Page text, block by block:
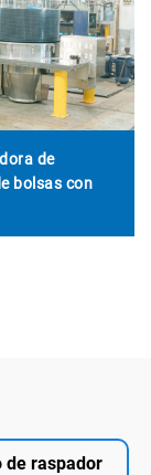
de
bolsas con
de raspador